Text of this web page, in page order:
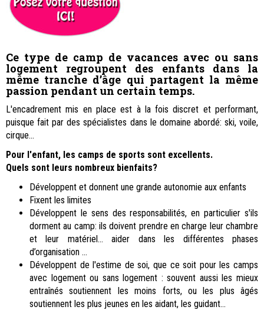
Ce type de camp de vacances avec ou sans
logement regroupent des enfants dans la
même tranche d’âge qui partagent la même
passion pendant un certain temps.
L'encadrement mis en place est à la fois discret et performant,
puisque fait par des spécialistes dans le domaine abordé: ski, voile,
cirque...
Pour l'enfant, les camps de sports sont excellents.
Quels sont leurs nombreux bienfaits?
Développent et donnent une grande autonomie aux enfants
Fixent les limites
Développent le sens des responsabilités, en particulier s'ils
dorment au camp: ils doivent prendre en charge leur chambre
et leur matériel... aider dans les différentes phases
d’organisation ...
Développent de l'estime de soi, que ce soit pour les camps
avec logement ou sans logement : souvent aussi les mieux
entraînés soutiennent les moins forts, ou les plus âgés
soutiennent les plus jeunes en les aidant, les guidant...